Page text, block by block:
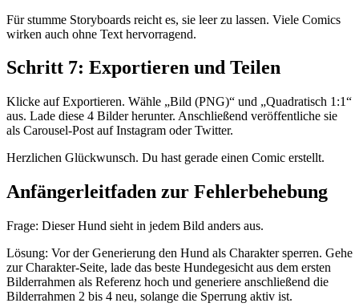
Für stumme Storyboards reicht es, sie leer zu lassen. Viele Comics
wirken auch ohne Text hervorragend.
Schritt 7: Exportieren und Teilen
Klicke auf Exportieren. Wähle „Bild (PNG)“ und „Quadratisch 1:1“
aus. Lade diese 4 Bilder herunter. Anschließend veröffentliche sie
als Carousel-Post auf Instagram oder Twitter.
Herzlichen Glückwunsch. Du hast gerade einen Comic erstellt.
Anfängerleitfaden zur Fehlerbehebung
Frage: Dieser Hund sieht in jedem Bild anders aus.
Lösung: Vor der Generierung den Hund als Charakter sperren. Gehe
zur Charakter-Seite, lade das beste Hundegesicht aus dem ersten
Bilderrahmen als Referenz hoch und generiere anschließend die
Bilderrahmen 2 bis 4 neu, solange die Sperrung aktiv ist.